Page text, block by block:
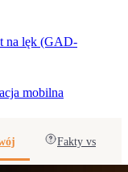
na lęk (GAD-
mobilna
Fakty vs